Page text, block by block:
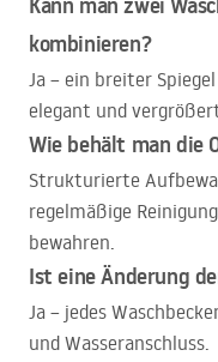
Kann man zwei
kombinieren?
Ja – ein breiter
elegant und
Wie behält man die
Strukturierte
regelmäßige
bewahren.
Ist eine Änderung
Ja – jedes
und Wasseranschluss.